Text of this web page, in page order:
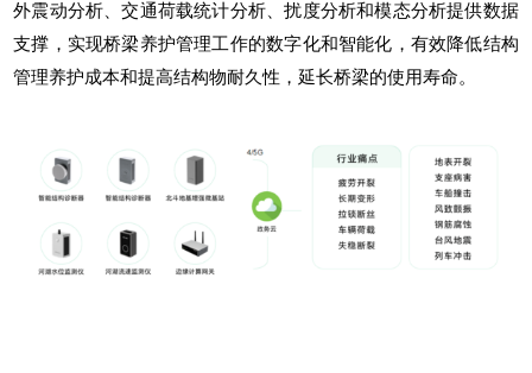
外震动分析、交通荷载统计分析、扰度分析和模态分析提供数据
支撑，实现桥梁养护管理工作的数字化和智能化，有效降低结构
管理养护成本和提高结构物耐久性，延长桥梁的使用寿命。